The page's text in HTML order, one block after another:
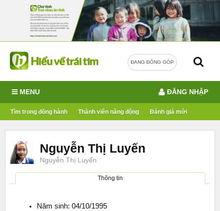
ĐANG ĐÓNG GÓP
MENU
Tìm trong đồng hành Thành viên năng động Đánh giá mới
ĐĂNG NHẬP
Nguyễn Thị Luyến
Nguyễn Thị Luyến
Thông tin
Năm sinh: 04/10/1995